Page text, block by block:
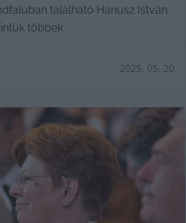
található Hanusz István
többek
2025. 05. 20.